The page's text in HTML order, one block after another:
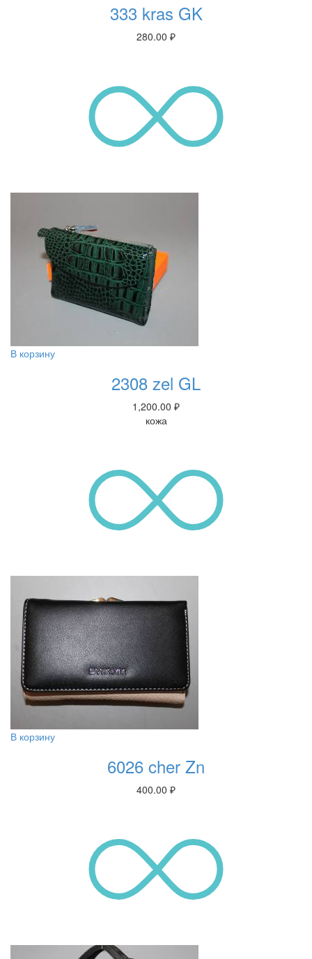
333 kras GK
280.00 ₽
В корзину
2308 zel GL
1,200.00 ₽
кожа
В корзину
6026 cher Zn
400.00 ₽